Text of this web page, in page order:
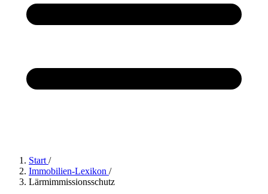
Start /
Immobilien-Lexikon /
Lärmimmissionsschutz